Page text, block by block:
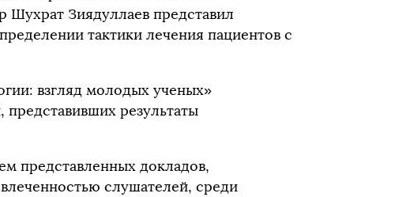
Зиядуллаев представил
тактики лечения пациентов с
взгляд молодых ученых»
результаты
представленных докладов,
слушателей, среди